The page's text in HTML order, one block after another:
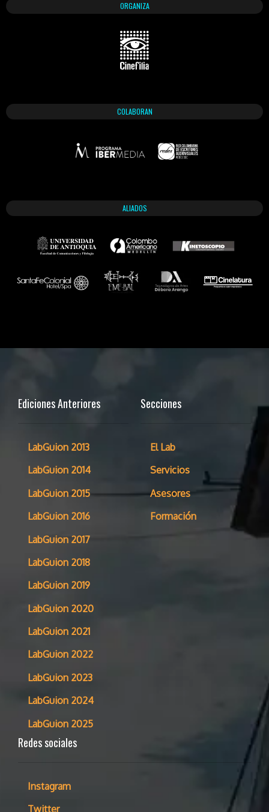
ORGANIZA
COLABORAN
ALIADOS
Ediciones Anteriores
LabGuion 2013
LabGuion 2014
LabGuion 2015
LabGuion 2016
LabGuion 2017
LabGuion 2018
LabGuion 2019
LabGuion 2020
LabGuion 2021
LabGuion 2022
LabGuion 2023
LabGuion 2024
LabGuion 2025
Secciones
El Lab
Servicios
Asesores
Formación
Redes sociales
Instagram
Twitter